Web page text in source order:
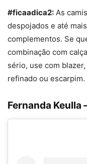
#ficaadica2: As
despojados e até
complementos. Se
combinação com
sério, use com
refinado ou escarpim.
Fernanda Keulla